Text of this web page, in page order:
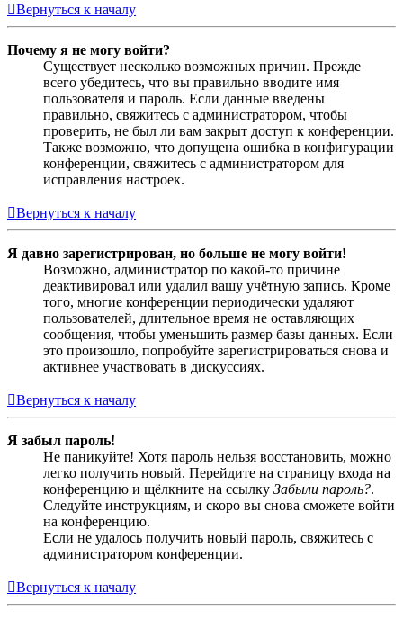
Вернуться к началу
Почему я не могу войти?
Существует несколько возможных причин. Прежде
всего убедитесь, что вы правильно вводите имя
пользователя и пароль. Если данные введены
правильно, свяжитесь с администратором, чтобы
проверить, не был ли вам закрыт доступ к конференции.
Также возможно, что допущена ошибка в конфигурации
конференции, свяжитесь с администратором для
исправления настроек.
Вернуться к началу
Я давно зарегистрирован, но больше не могу войти!
Возможно, администратор по какой-то причине
деактивировал или удалил вашу учётную запись. Кроме
того, многие конференции периодически удаляют
пользователей, длительное время не оставляющих
сообщения, чтобы уменьшить размер базы данных. Если
это произошло, попробуйте зарегистрироваться снова и
активнее участвовать в дискуссиях.
Вернуться к началу
Я забыл пароль!
Не паникуйте! Хотя пароль нельзя восстановить, можно
легко получить новый. Перейдите на страницу входа на
конференцию и щёлкните на ссылку Забыли пароль?.
Следуйте инструкциям, и скоро вы снова сможете войти
на конференцию.
Если не удалось получить новый пароль, свяжитесь с
администратором конференции.
Вернуться к началу